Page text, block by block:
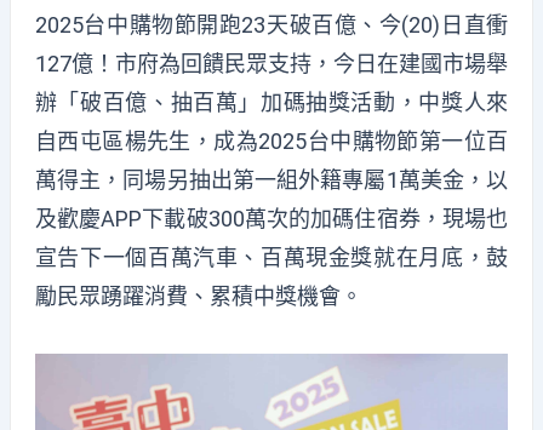
2025台中購物節開跑23天破百億、今(20)日直衝
127億！市府為回饋民眾支持，今日在建國市場舉
辦「破百億、抽百萬」加碼抽獎活動，中獎人來
自西屯區楊先生，成為2025台中購物節第一位百
萬得主，同場另抽出第一組外籍專屬1萬美金，以
及歡慶APP下載破300萬次的加碼住宿券，現場也
宣告下一個百萬汽車、百萬現金獎就在月底，鼓
勵民眾踴躍消費、累積中獎機會。